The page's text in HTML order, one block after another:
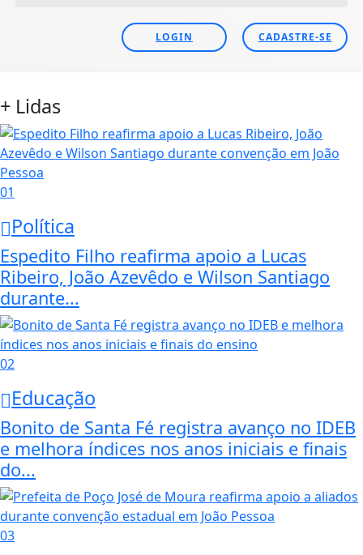
LOGIN CADASTRE-SE
+ Lidas
01
Política
Espedito Filho reafirma apoio a Lucas
Ribeiro, João Azevêdo e Wilson Santiago
durante...
02
Educação
Bonito de Santa Fé registra avanço no IDEB
e melhora índices nos anos iniciais e finais
do...
03